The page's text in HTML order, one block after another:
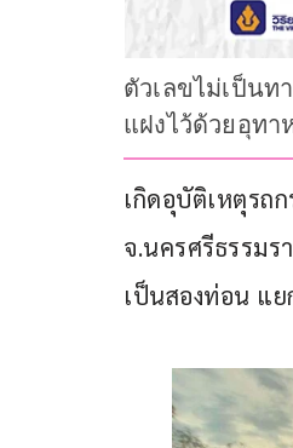
ตัวเลขไม่เป็น
แฝงไว้ด้วยอุท
เกิดอุบัติเหตุรถ
จ.นครศรีธรรม
เป็นสองท่อน แ